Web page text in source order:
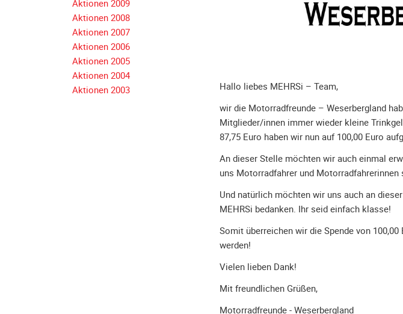
Hallo liebes MEHRSi – Team,
wir die Motorradfreunde – Weserbergland
Mitglieder/innen immer wieder kleine
87,75 Euro haben wir nun auf 100,00 Euro
An dieser Stelle möchten wir auch einmal
uns Motorradfahrer und Motorradfahrerinnen
Und natürlich möchten wir uns auch an
MEHRSi bedanken. Ihr seid einfach klasse!
Somit überreichen wir die Spende von
werden!
Vielen lieben Dank!
Mit freundlichen Grüßen,
Motorradfreunde - Weserbergland
Aktionen 2009
Aktionen 2008
Aktionen 2007
Aktionen 2006
Aktionen 2005
Aktionen 2004
Aktionen 2003